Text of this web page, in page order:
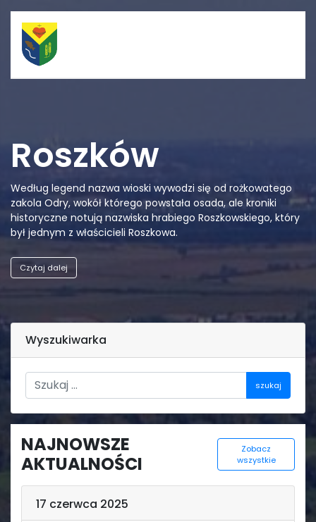
Porządek nabożeństw
Straż Pożarna
Ośrodek zdrowia
wiejskich
Świetlica
Aktualności
Roszków
Według legend nazwa wioski wywodzi się od rożkowatego
zakola Odry, wokół którego powstała osada, ale kroniki
historyczne notują nazwiska hrabiego Roszkowskiego, który
był jednym z właścicieli Roszkowa.
Czytaj dalej
Wyszukiwarka
szukaj
NAJNOWSZE
AKTUALNOŚCI
Zobacz
wszystkie
17 czerwca 2025